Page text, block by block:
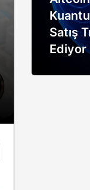
Satış
Ediyor